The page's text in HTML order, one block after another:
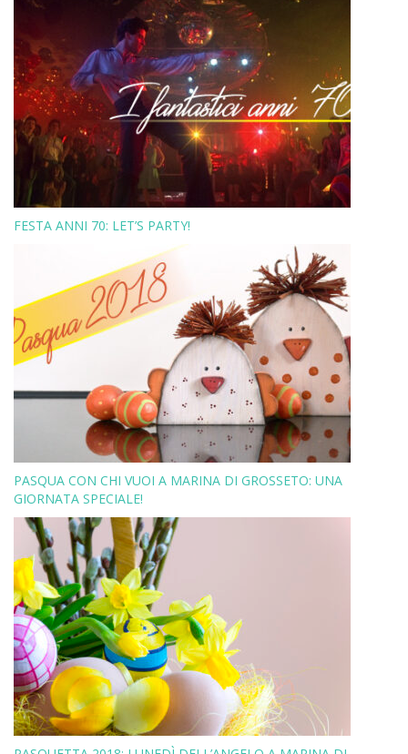
FESTA ANNI 70: LET’S PARTY!
PASQUA CON CHI VUOI A MARINA DI GROSSETO: UNA
GIORNATA SPECIALE!